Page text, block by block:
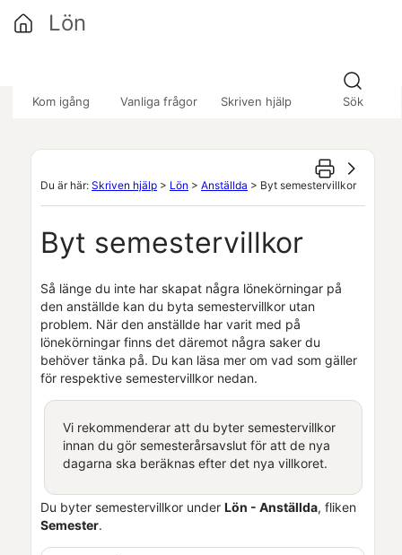
Kom igång Vanliga frågor Skriven hjälp Sök
Lön
Du är här: Skriven hjälp > Lön > Anställda > Byt semestervillkor
Byt semestervillkor
Så länge du inte har skapat några lönekörningar på
den anställde kan du byta semestervillkor utan
problem. När den anställde har varit med på
lönekörningar finns det däremot några saker du
behöver tänka på. Du kan läsa mer om vad som gäller
för respektive semestervillkor nedan.
Vi rekommenderar att du byter semestervillkor
innan du gör semesterårsavslut för att de nya
dagarna ska beräknas efter det nya villkoret.
Du byter semestervillkor under Lön - Anställda, fliken
Semester.